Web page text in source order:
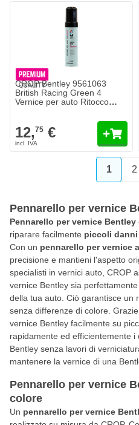
CROP Bentley 9561063
British Racing Green 4
Vernice per auto Ritocco
12,75 €
1 2
Pennarello per vernice
Pennarello per vernice Bentley
riparare facilmente piccoli
Con un pennarello per vernice
precisione e mantieni l'aspetto
specialisti in vernici auto, CROP
vernice Bentley sia
della tua auto. Ciò garantisce un
senza differenze di colore.
vernice Bentley facilmente su
rapidamente ed efficientemente i
Bentley senza lavori di
mantenere la vernice di una
Pennarello per vernice
colore
Un pennarello per vernice